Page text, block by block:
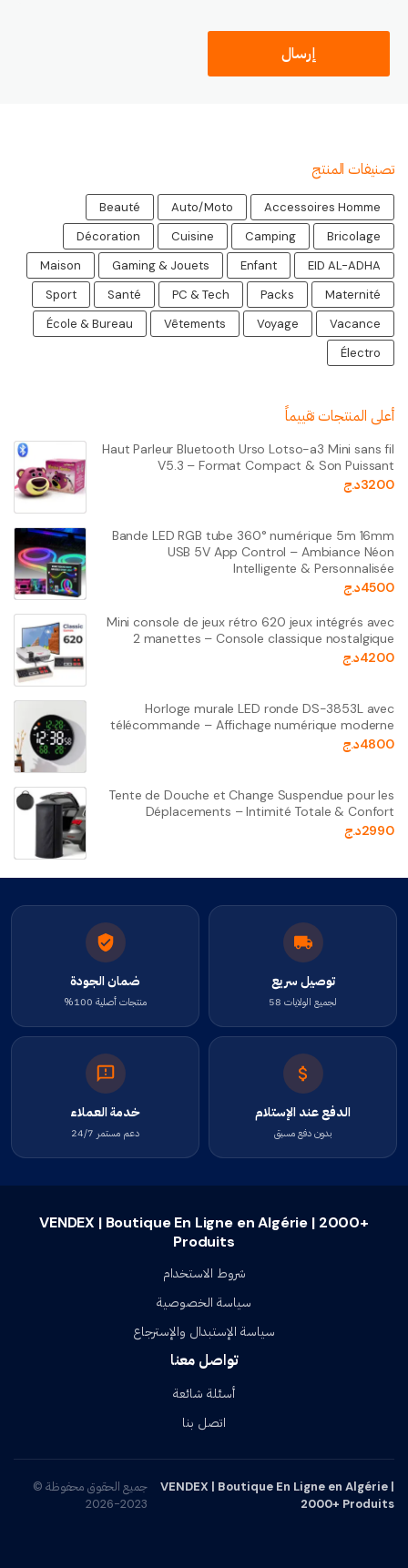
تصنيفات المنتج
Accessoires Homme
Auto/Moto
Beauté
Bricolage
Camping
Cuisine
Décoration
EID AL-ADHA
Enfant
Gaming & Jouets
Maison
Maternité
Packs
PC & Tech
Santé
Sport
Vacance
Voyage
Vêtements
École & Bureau
Électro
أعلى المنتجات تقييماً
Haut Parleur Bluetooth Urso Lotso-a3 Mini sans fil
V5.3 – Format Compact & Son Puissant
3200د.ج
Bande LED RGB tube 360° numérique 5m 16mm
USB 5V App Control – Ambiance Néon
Intelligente & Personnalisée
4500د.ج
Mini console de jeux rétro 620 jeux intégrés avec
2 manettes – Console classique nostalgique
4200د.ج
Horloge murale LED ronde DS-3853L avec
télécommande – Affichage numérique moderne
4800د.ج
Tente de Douche et Change Suspendue pour les
Déplacements – Intimité Totale & Confort
2990د.ج
توصيل سريع
لجميع الولايات 58
ضمان الجودة
منتجات أصلية 100%
الدفع عند الإستلام
بدون دفع مسبق
خدمة العملاء
دعم مستمر 24/7
VENDEX | Boutique En Ligne en Algérie | 2000+
Produits
شروط الاستخدام
سياسة الخصوصية
سياسة الإستبدال والإسترجاع
تواصل معنا
أسئلة شائعة
اتصل بنا
VENDEX | Boutique En Ligne en Algérie |
2000+ Produits
جميع الحقوق محفوظة ©
2023-2026